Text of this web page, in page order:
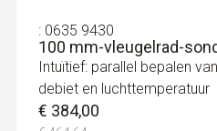
: 0635 9430
100 mm-vleugelrad-
Intuïtief: parallel bepalen
debiet en luchttemperatuur
€ 384,00